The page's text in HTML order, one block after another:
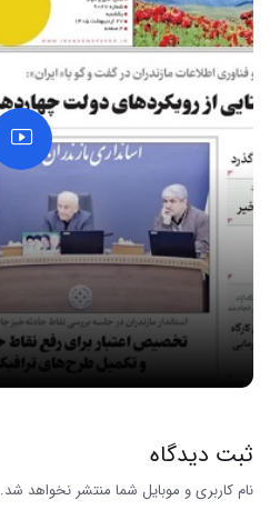
ثبت دیدگاه
نام کاربری و موبایل شما منتشر نخواهد شد.